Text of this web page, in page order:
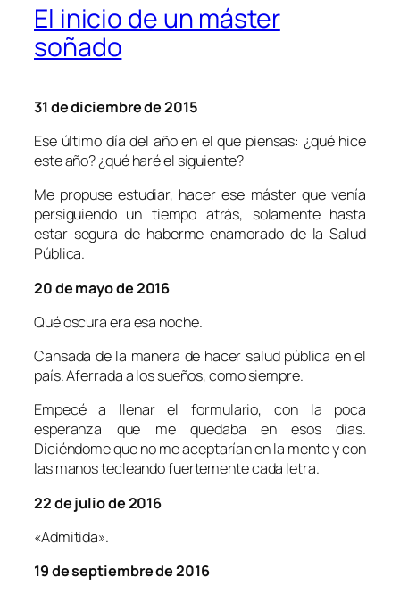
El inicio de un máster
soñado
31 de diciembre de 2015
Ese último día del año en el que piensas: ¿qué hice
este año? ¿qué haré el siguiente?
Me propuse estudiar, hacer ese máster que venía
persiguiendo un tiempo atrás, solamente hasta
estar segura de haberme enamorado de la Salud
Pública.
20 de mayo de 2016
Qué oscura era esa noche.
Cansada de la manera de hacer salud pública en el
país. Aferrada a los sueños, como siempre.
Empecé a llenar el formulario, con la poca
esperanza que me quedaba en esos días.
Diciéndome que no me aceptarían en la mente y con
las manos tecleando fuertemente cada letra.
22 de julio de 2016
«Admitida».
19 de septiembre de 2016